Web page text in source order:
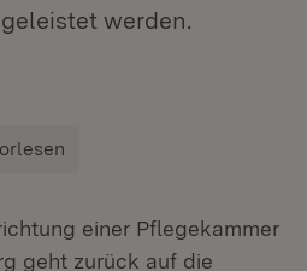
werden.
einer Pflegekammer
geht zurück auf die